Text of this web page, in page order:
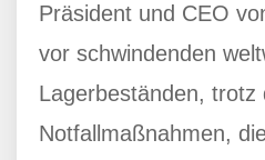
Präsident und CEO
vor schwindenden
Lagerbeständen, trotz
Notfallmaßnahmen,